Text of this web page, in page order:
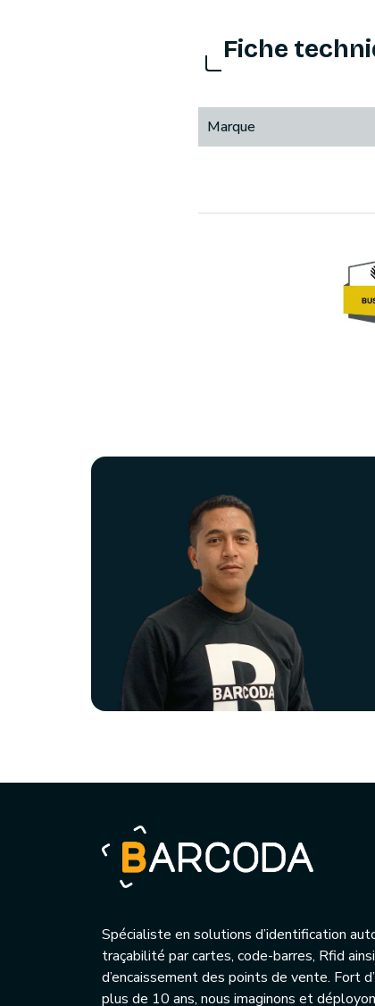
Fiche
Marque
Spécialiste en solutions d’identification
traçabilité par cartes, code-barres, Rfid
d’encaissement des points de vente. Fort
plus de 10 ans, nous imaginons et